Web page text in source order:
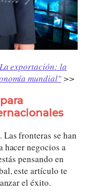
exportación: la
mundial">>
fronteras se han
hacer negocios a
pensando en
este artículo te
el éxito.